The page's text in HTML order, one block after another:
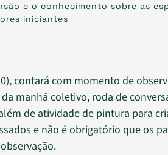
e o conhecimento sobre as
iniciantes
contará com momento de
manhã coletivo, roda de
de atividade de pintura para
e não é obrigatório que os